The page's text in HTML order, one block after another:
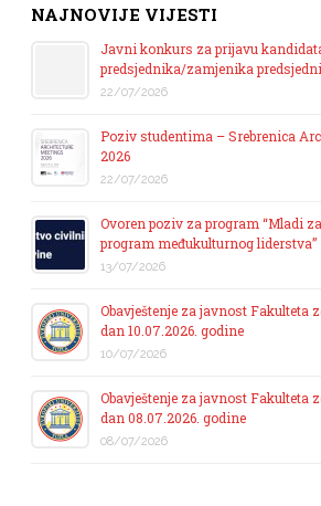
NAJNOVIJE VIJESTI
Javni konkurs za prijavu
predsjednika/zamjenika
22/07/2026
Poziv studentima – Srebrenica
2026
22/07/2026
Ovoren poziv za program “Mladi
program međukulturnog liderstva”
13/07/2026
Obavještenje za javnost Fakulteta
dan 10.07.2026. godine
10/07/2026
Obavještenje za javnost Fakulteta
dan 08.07.2026. godine
08/07/2026